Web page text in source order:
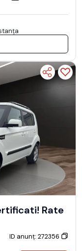
Rate
ID anunț: 272356